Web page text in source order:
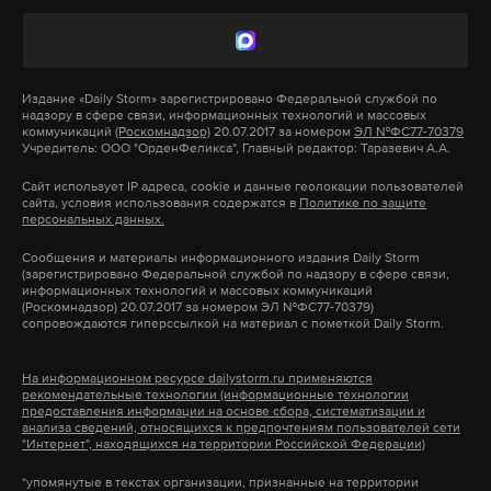
действовал ради того, чтобы получить
стране.
Зеленский требовал такой же пропаганды,
как у нациста Геббельса
что хочет такой же пропаганды, какая была у
рейхсминистра народного просвещения и
пропаганды нацистской Германии Йозефа
говорящих голов пропаганды Геббельса», —
рассказала журналистка. Она добавила, что,
услышав такие слова, вся медиа-команда
Зеленского была просто шокирована.
ношение, демонстрация и использование
насильственного преступления. По каждому из
них Коул отказался признавать себя виновным.
Следующее заседание по делу назначено на 29
июня.
Аллен устроил стрельбу во время ужина в
Вашингтоне 25 апреля, прервав официальное
мероприятие и ранив сотрудника безопасности.
своей семьи манифест, в котором извинился
перед ними.
Американские СМИ предполагали, что причиной
Издание «Daily Storm» зарегистрировано Федеральной службой по
надзору в сфере связи, информационных технологий и массовых
коммуникаций (Роскомнадзор) 20.07.2017 за номером ЭЛ №ФС77-70379
Учредитель: ООО "ОрденФеликса", Главный редактор: Таразевич А.А.
Сайт использует IP адреса, cookie и данные геолокации пользователей
сайта, условия использования содержатся в Политике по защите
персональных данных.
Сообщения и материалы информационного издания Daily Storm
(зарегистрировано Федеральной службой по надзору в сфере связи,
информационных технологий и массовых коммуникаций
(Роскомнадзор) 20.07.2017 за номером ЭЛ №ФС77-70379)
сопровождаются гиперссылкой на материал с пометкой Daily Storm.
На информационном ресурсе dailystorm.ru применяются
рекомендательные технологии (информационные технологии
предоставления информации на основе сбора, систематизации и
анализа сведений, относящихся к предпочтениям пользователей сети
"Интернет", находящихся на территории Российской Федерации)
*упомянутые в текстах организации, признанные на территории